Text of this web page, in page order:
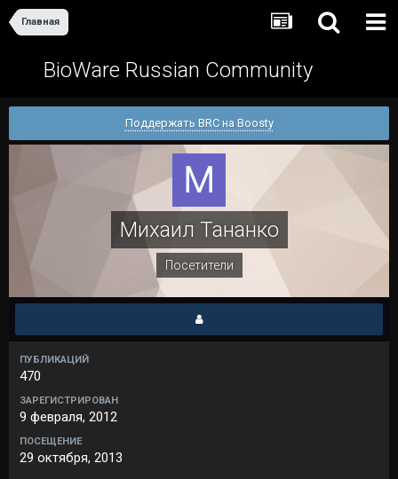
Главная
BioWare Russian Community
Поддержать BRC на Boosty
Михаил Тананко
Посетители
ПУБЛИКАЦИЙ
470
ЗАРЕГИСТРИРОВАН
9 февраля, 2012
ПОСЕЩЕНИЕ
29 октября, 2013